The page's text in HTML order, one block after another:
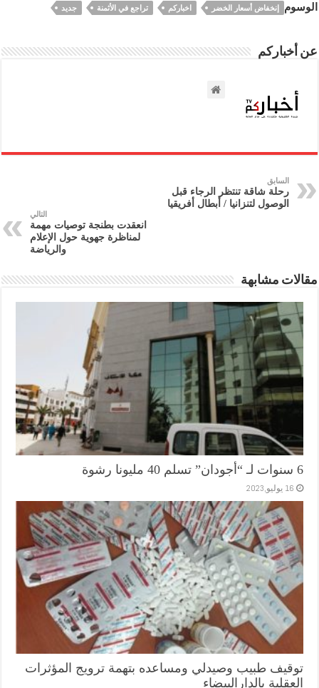
الوسوم إنخفاض أسعار الخضر اخباركم تراجع في الأثمنة جديد
عن أخباركم
السابق
رحلة شاقة تنتظر الرجاء قبل
الوصول لتنزانيا / أبطال أفريقيا
التالي
انعقدت بطنجة توصيات مهمة
لمناظرة جهوية حول الإعلام
والرياضة
مقالات مشابهة
6 سنوات لـ “أجودان” تسلم 40 مليونا رشوة
16 يوليو,2023
توقيف طبيب وصيدلي ومساعده بتهمة ترويج المؤثرات
العقلية بالدارالبيضاء